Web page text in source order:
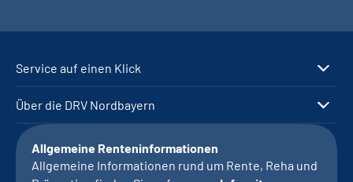
Service auf einen Klick
Über die DRV Nordbayern
Allgemeine Renteninformationen
Allgemeine Informationen rund um Rente, Reha und